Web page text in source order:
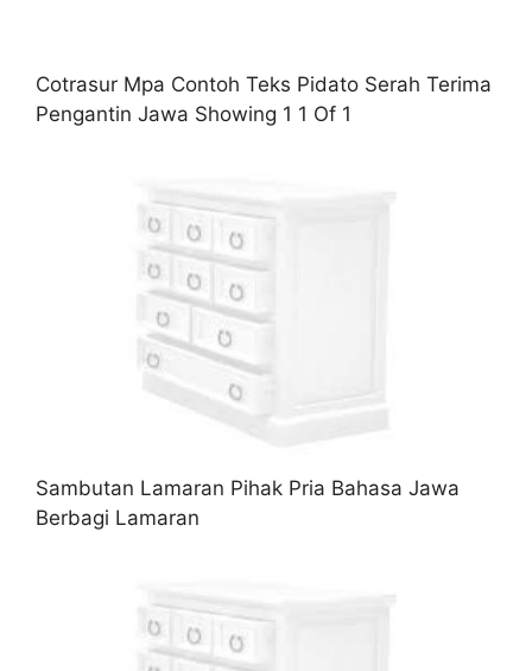
Cotrasur Mpa Contoh Teks Pidato Serah Terima
Pengantin Jawa Showing 1 1 Of 1
Sambutan Lamaran Pihak Pria Bahasa Jawa
Berbagi Lamaran